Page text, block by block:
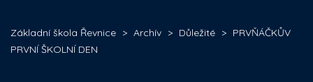
Základní škola Řevnice > Archív > Důležité > PRVŇÁČKŮV
PRVNÍ ŠKOLNÍ DEN